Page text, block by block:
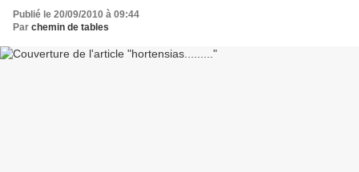
Publié le 20/09/2010 à 09:44
Par chemin de tables